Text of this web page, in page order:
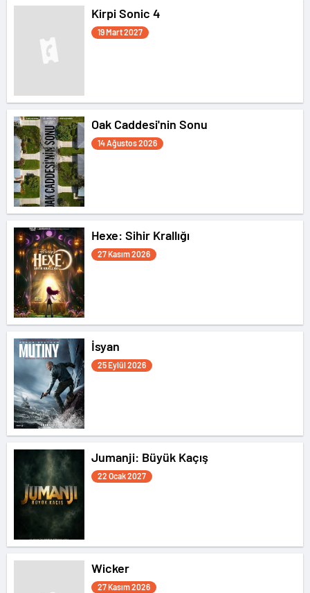
Kirpi Sonic 4
19 Mart 2027
Oak Caddesi'nin Sonu
14 Ağustos 2026
Hexe: Sihir Krallığı
27 Kasım 2026
İsyan
25 Eylül 2026
Jumanji: Büyük Kaçış
22 Ocak 2027
Wicker
27 Kasım 2026